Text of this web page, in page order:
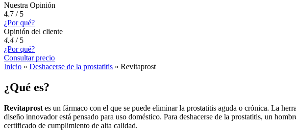
Nuestra Opinión
4.7 / 5
¿Por qué?
Opinión del cliente
4.4 / 5
¿Por qué?
Consultar precio
Inicio » Deshacerse de la prostatitis » Revitaprost
¿Qué es?
Revitaprost es un fármaco con el que se puede eliminar la prostatitis aguda o crónica. La
diseño innovador está pensado para uso doméstico. Para deshacerse de la prostatitis, un
certificado de cumplimiento de alta calidad.